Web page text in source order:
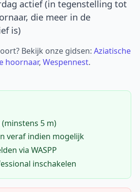
actief (in tegenstelling tot
die meer in de
is)
Bekijk onze gidsen:Aziatische
hoornaar,Wespennest.
5 m)
veraf indien mogelijk
via WASPP
inschakelen